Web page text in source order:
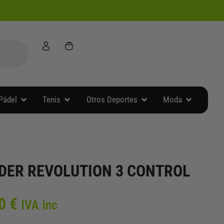
Abrir Accesorios Pádel
Tenis Abrir TenisOtros Deportes Abrir Otros Deportes
Moda Abrir Moda
REVOLUTION 3 CONTROL
€ El
IVA inc